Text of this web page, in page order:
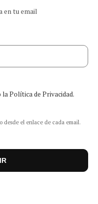
en tu email
Política de Privacidad.
desde el enlace de cada email.